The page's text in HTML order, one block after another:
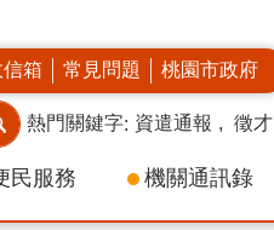
箱 常見問題 桃園市政府
熱門關鍵字 資遣通報 徵才
民服務 機關通訊錄